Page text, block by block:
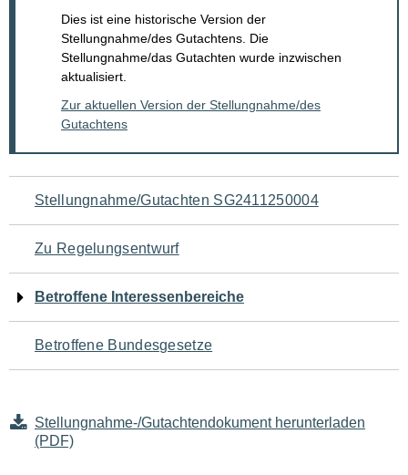
Dies ist eine historische Version der
Stellungnahme/des Gutachtens. Die
Stellungnahme/das Gutachten wurde inzwischen
aktualisiert.
Zur aktuellen Version der Stellungnahme/des
Gutachtens
Navigation
für
den
Seiteninhalt
Stellungnahme/Gutachten SG2411250004
Zu Regelungsentwurf
Betroffene Interessenbereiche
Betroffene Bundesgesetze
Stellungnahme-/Gutachtendokument herunterladen
(PDF)